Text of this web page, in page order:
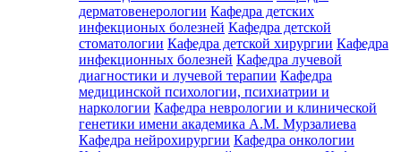
дерматовенерологии Кафедра детских
инфекционых болезней Кафедра детской
стоматологии Кафедра детской хирургии Кафедра
инфекционных болезней Кафедра лучевой
диагностики и лучевой терапии Кафедра
медицинской психологии, психиатрии и
наркологии Кафедра неврологии и клинической
генетики имени академика А.М. Мурзалиева
Кафедра нейрохирургии Кафедра онкологии